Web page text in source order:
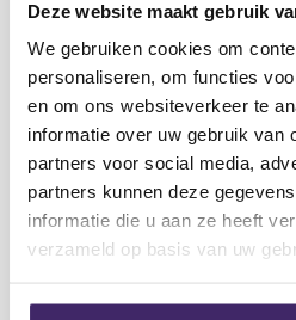
Deze website maakt gebruik
We gebruiken cookies om
personaliseren, om functies
en om ons websiteverkeer te
informatie over uw gebruik van
partners voor social media,
partners kunnen deze
informatie die u aan ze heeft
verzameld op basis van uw
FILTEREN
Categorie
Antennes 4producten
Afstandbedieningen 2
Spare-parts 2 producten